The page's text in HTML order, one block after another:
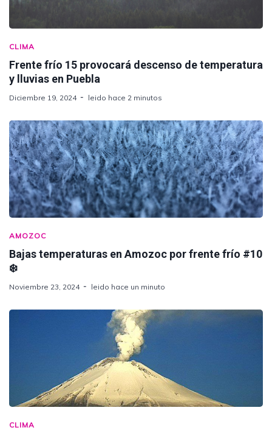
CLIMA
Frente frío 15 provocará descenso de temperatura
y lluvias en Puebla
Diciembre 19, 2024 leido hace 2 minutos
AMOZOC
Bajas temperaturas en Amozoc por frente frío #10
❄️
Noviembre 23, 2024 leido hace un minuto
CLIMA